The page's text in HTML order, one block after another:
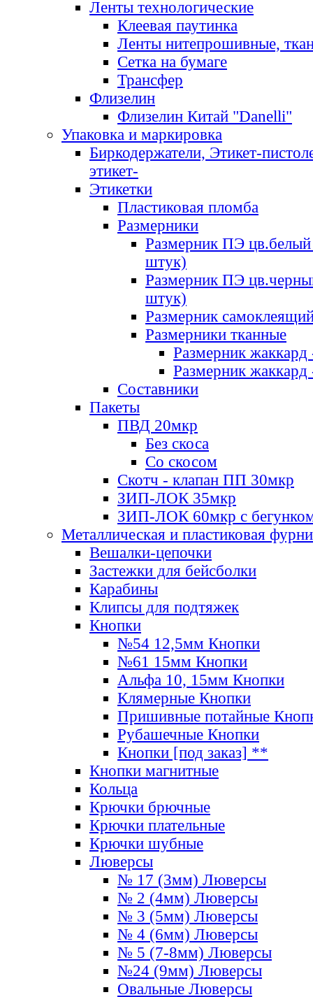
Ленты технологические
Клеевая паутинка
Ленты нитепрошивные,
Сетка на бумаге
Трансфер
Флизелин
Флизелин Китай "Danelli"
Упаковка и маркировка
Биркодержатели, Этикет-
этикет-
Этикетки
Пластиковая пломба
Размерники
Размерник ПЭ цв.белый
штук)
Размерник ПЭ
штук)
Размерник
Размерники тканные
Размерник
Размерник
Составники
Пакеты
ПВД 20мкр
Без скоса
Со скосом
Скотч - клапан ПП 30мкр
ЗИП-ЛОК 35мкр
ЗИП-ЛОК 60мкр с
Металлическая и пластиковая
Вешалки-цепочки
Застежки для бейсболки
Карабины
Клипсы для подтяжек
Кнопки
№54 12,5мм Кнопки
№61 15мм Кнопки
Альфа 10, 15мм Кнопки
Клямерные Кнопки
Пришивные потайные
Рубашечные Кнопки
Кнопки [под заказ] **
Кнопки магнитные
Кольца
Крючки брючные
Крючки плательные
Крючки шубные
Люверсы
№ 17 (3мм) Люверсы
№ 2 (4мм) Люверсы
№ 3 (5мм) Люверсы
№ 4 (6мм) Люверсы
№ 5 (7-8мм) Люверсы
№24 (9мм) Люверсы
Овальные Люверсы